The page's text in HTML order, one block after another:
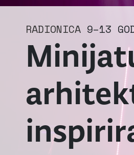
RADIONICA 9–13